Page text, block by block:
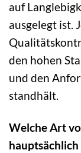
auf
ausgelegt ist.
den hohen
und den
standhält.
Welche Art
hauptsächlich